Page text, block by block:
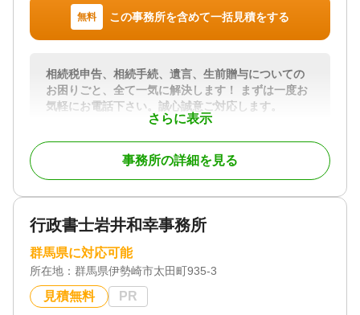
無料 この事務所を含めて一括見積をする
さらに表示
相続税申告、相続手続、遺言、生前贈与についての
お困りごと、全て一気に解決します！ まずは一度お
気軽にお電話下さい。誠心誠意ご対応します。
相続は人生の中でも大きな節目であり、専門的な知
識が求められる分野です。当事務所では、相続税申
告はもちろん、事前の相続対策から申告後のフォロ
ーまで一貫してサポートしております。お客様一人
ひとりの状況に寄り添い、わかりやすい説明と丁寧
ご相談いただける体制を整えておりますので、どう
群馬県全域
事務所の詳細を見る
行政書士岩井和幸事務所
群馬県に対応可能
所在地： 群馬県伊勢崎市太田町935-3
見積無料 PR